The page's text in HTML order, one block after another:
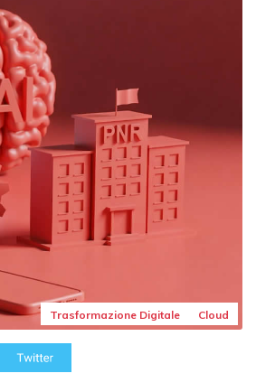
Trasformazione Digitale Cloud